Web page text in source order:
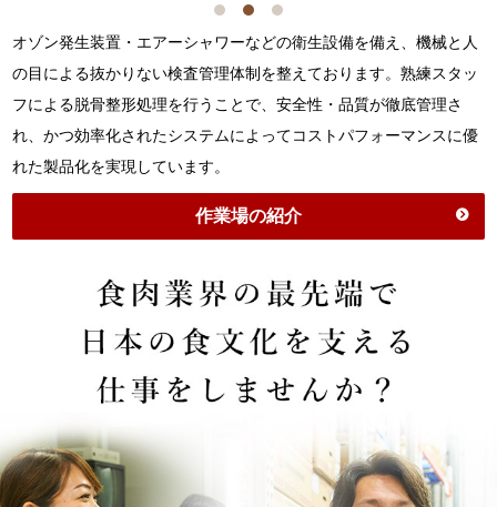
オゾン発生装置・エアーシャワーなどの衛生設備を備え、機械と人
の目による抜かりない検査管理体制を整えております。熟練スタッ
フによる脱骨整形処理を行うことで、安全性・品質が徹底管理さ
れ、かつ効率化されたシステムによってコストパフォーマンスに優
れた製品化を実現しています。
作業場の紹介